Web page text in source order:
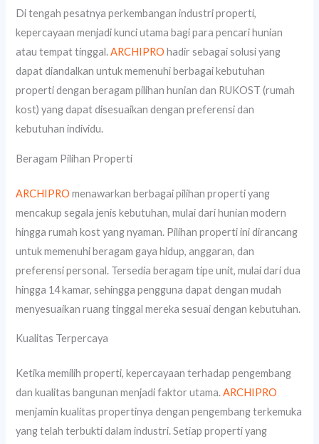
Di tengah pesatnya perkembangan industri properti,
kepercayaan menjadi kunci utama bagi para pencari hunian
atau tempat tinggal.ARCHIPROhadir sebagai solusi yang
dapat diandalkan untuk memenuhi berbagai kebutuhan
properti dengan beragam pilihan hunian dan RUKOST (rumah
kost) yang dapat disesuaikan dengan preferensi dan
kebutuhan individu.
Beragam Pilihan Properti
ARCHIPRO menawarkan berbagai pilihan properti yang
mencakup segala jenis kebutuhan, mulai dari hunian modern
hingga rumah kost yang nyaman. Pilihan properti ini dirancang
untuk memenuhi beragam gaya hidup, anggaran, dan
preferensi personal. Tersedia beragam tipe unit, mulai dari dua
hingga 14 kamar, sehingga pengguna dapat dengan mudah
menyesuaikan ruang tinggal mereka sesuai dengan kebutuhan.
Kualitas Terpercaya
Ketika memilih properti, kepercayaan terhadap pengembang
dan kualitas bangunan menjadi faktor utama.ARCHIPRO
menjamin kualitas propertinya dengan pengembang terkemuka
yang telah terbukti dalam industri. Setiap properti yang